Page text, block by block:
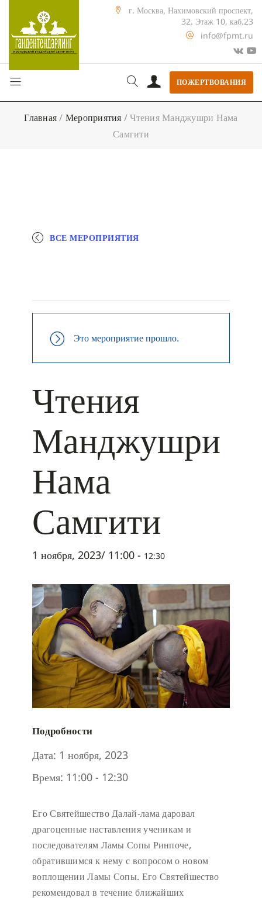
г. Москва, Нахимовский проспект,
32. Этаж 10, каб.23
info@fpmt.ru
ПОЖЕРТВОВАНИЯ
Главная/ Мероприятия /Чтения Манджушри Нама
Самгити
ВСЕ МЕРОПРИЯТИЯ
Это мероприятие прошло.
Чтения
Манджушри
Нама
Самгити
1 ноября, 2023/ 11:00 - 12:30
Подробности
Дата: 1 ноября, 2023
Время: 11:00 - 12:30
Его Святейшество Далай-лама даровал
драгоценные наставления ученикам и
последователям Ламы Сопы Ринпоче,
обратившимся к нему с вопросом о новом
воплощении Ламы Сопы. Его Святейшество
рекомендовал в течение ближайших